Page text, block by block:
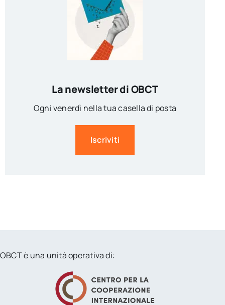
La newsletter di OBCT
Ogni venerdì nella tua casella di posta
Iscriviti
OBCT è una unità operativa di: